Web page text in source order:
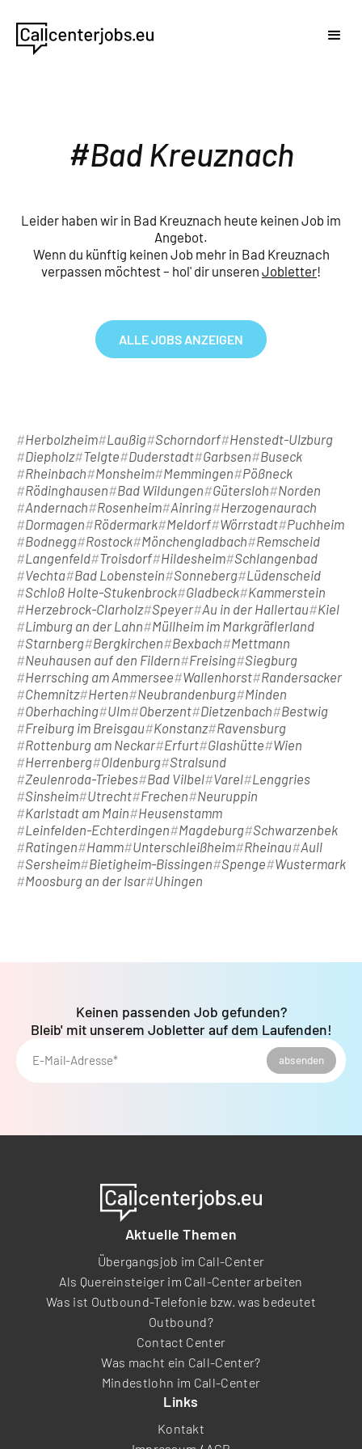
Bad Kreuznach
Leider haben wir in Bad Kreuznach heute keinen Job im
Angebot.
Wenn du künftig keinen Job mehr in Bad Kreuznach
verpassen möchtest – hol' dir unseren Jobletter!
ALLE JOBS ANZEIGEN
Herbolzheim Laußig Schorndorf Henstedt-Ulzburg
Diepholz Telgte Duderstadt Garbsen
Buseck
Rheinbach
Monsheim Memmingen
Pößneck
Rödinghausen
Bad Wildungen Gütersloh
Norden
Andernach
Rosenheim Ainring Herzogenaurach
Dormagen
Rödermark Meldorf Wörrstadt Puchheim
Bodnegg Rostock Mönchengladbach
Remscheid
Langenfeld Troisdorf Hildesheim Schlangenbad
Vechta Bad Lobenstein Sonneberg Lüdenscheid
Schloß Holte-Stukenbrock Gladbeck Kammerstein
Herzebrock-Clarholz Speyer Au in der Hallertau
Kiel
Limburg an der Lahn
Müllheim im Markgräflerland
Starnberg Bergkirchen Bexbach
Mettmann
Neuhausen auf den Fildern
Freising Siegburg
Herrsching am Ammersee
Wallenhorst Randersacker
Chemnitz Herten Neubrandenburg Minden
Oberhaching Ulm Oberzent Dietzenbach
Bestwig
Freiburg im Breisgau
Konstanz Ravensburg
Rottenburg am Neckar Erfurt Glashütte
Wien
Herrenberg Oldenburg Stralsund
Zeulenroda-Triebes Bad Vilbel Varel Lenggries
Sinsheim Utrecht Frechen
Neuruppin
Karlstadt am Main
Heusenstamm
Leinfelden-Echterdingen
Magdeburg Schwarzenbek
Ratingen
Hamm Unterschleißheim Rheinau Aull
Sersheim Bietigheim-Bissingen Spenge
Wustermark
Moosburg an der Isar Uhingen
E-Mail-Adresse* absenden
Keinen passenden Job gefunden?
Bleib' mit unserem Jobletter auf dem Laufenden!
Aktuelle Themen
Übergangsjob im Call-Center
Als Quereinsteiger im Call-Center arbeiten
Was ist Outbound-Telefonie bzw. was bedeutet
Outbound?
Contact Center
Was macht ein Call-Center?
Mindestlohn im Call-Center
Links
Kontakt